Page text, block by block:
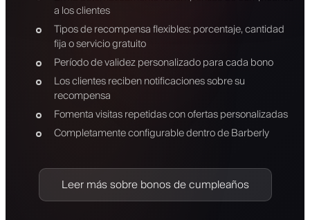
a los clientes
Tipos de recompensa flexibles: porcentaje, cantidad
fija o servicio gratuito
Período de validez personalizado para cada bono
Los clientes reciben notificaciones sobre su
recompensa
Fomenta visitas repetidas con ofertas personalizadas
Completamente configurable dentro de Barberly
Leer más sobre bonos de cumpleaños